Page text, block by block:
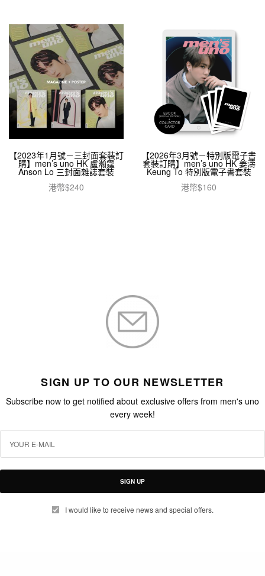
【2023年1月號－三封面套裝訂
購】men’s uno HK 盧瀚霆
Anson Lo 三封面雜誌套裝
港幣$240
【2026年3月號－特別版電子書
套裝訂購】men’s uno HK 姜濤
Keung To 特別版電子書套裝
港幣$160
SIGN UP TO OUR NEWSLETTER
Subscribe now to get notified about exclusive offers from men's uno
every week!
SIGN UP
I would like to receive news and special offers.